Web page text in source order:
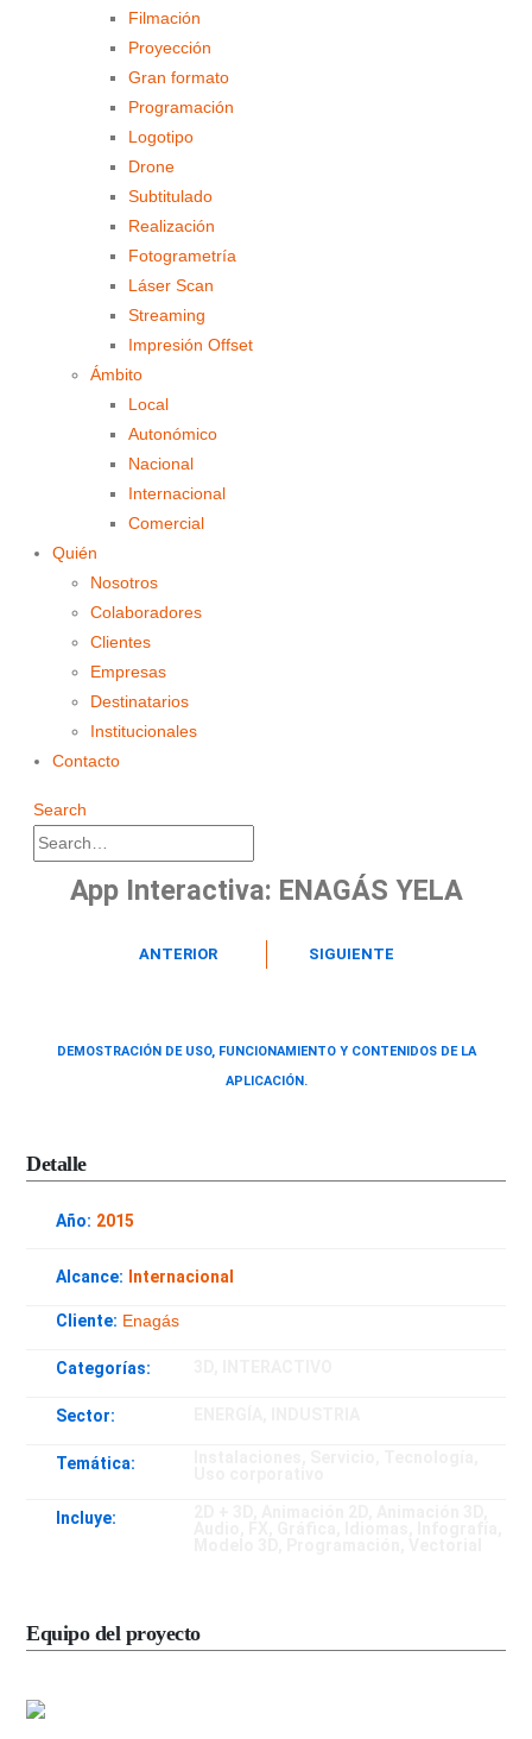
Filmación
Proyección
Gran formato
Programación
Logotipo
Drone
Subtitulado
Realización
Fotogrametría
Láser Scan
Streaming
Impresión Offset
Ámbito
Local
Autonómico
Nacional
Internacional
Comercial
Quién
Nosotros
Colaboradores
Clientes
Empresas
Destinatarios
Institucionales
Contacto
Search
App Interactiva: ENAGÁS YELA
ANTERIOR SIGUIENTE
DEMOSTRACIÓN DE USO, FUNCIONAMIENTO Y CONTENIDOS DE LA
APLICACIÓN.
Detalle
Año: 2015
Alcance: Internacional
Cliente: Enagás
Categorías:
Sector:
Temática:
Incluye:
Equipo del proyecto